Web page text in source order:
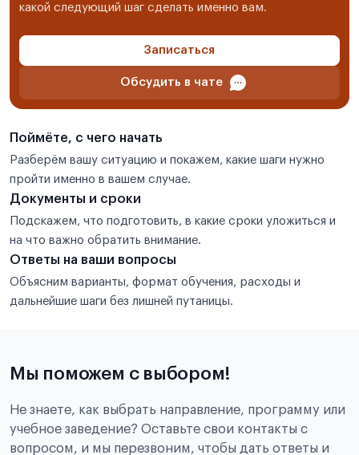
какой следующий шаг сделать именно вам.
Записаться
Обсудить в чате
Поймёте, с чего начать
Разберём вашу ситуацию и покажем, какие шаги нужно
пройти именно в вашем случае.
Документы и сроки
Подскажем, что подготовить, в какие сроки уложиться и
на что важно обратить внимание.
Ответы на ваши вопросы
Объясним варианты, формат обучения, расходы и
дальнейшие шаги без лишней путаницы.
Мы поможем с выбором!
Не знаете, как выбрать направление, программу или
учебное заведение? Оставьте свои контакты с
вопросом, и мы перезвоним, чтобы дать ответы и